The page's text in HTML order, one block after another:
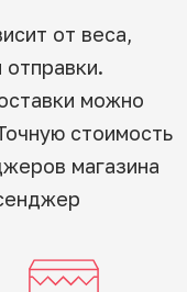
от веса,
отправки.
можно
стоимость
магазина